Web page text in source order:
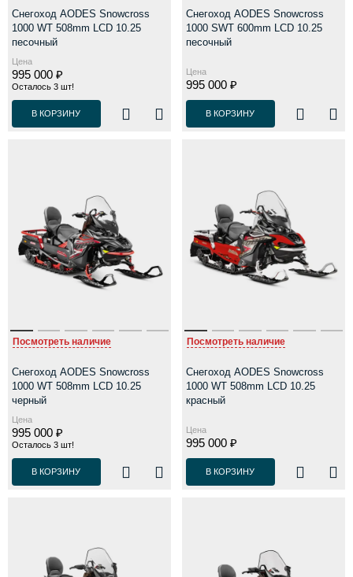
Снегоход AODES Snowcross
1000 WT 508mm LCD 10.25
песочный
Цена
995 000 ₽
Осталось 3 шт!
В КОРЗИНУ
Снегоход AODES Snowcross
1000 SWT 600mm LCD 10.25
песочный
Цена
995 000 ₽
В КОРЗИНУ
Посмотреть наличие
Снегоход AODES Snowcross
1000 WT 508mm LCD 10.25
черный
Цена
995 000 ₽
Осталось 3 шт!
В КОРЗИНУ
Посмотреть наличие
Снегоход AODES Snowcross
1000 WT 508mm LCD 10.25
красный
Цена
995 000 ₽
В КОРЗИНУ